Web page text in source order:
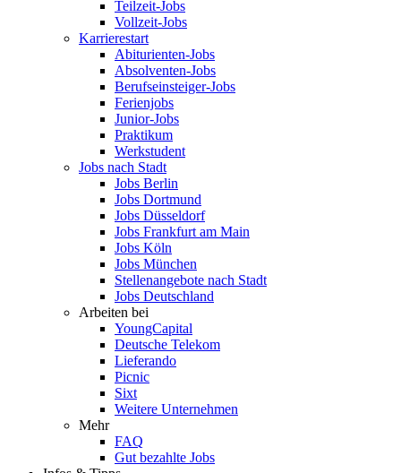
Teilzeit-Jobs
Vollzeit-Jobs
Karrierestart
Abiturienten-Jobs
Absolventen-Jobs
Berufseinsteiger-Jobs
Ferienjobs
Junior-Jobs
Praktikum
Werkstudent
Jobs nach Stadt
Jobs Berlin
Jobs Dortmund
Jobs Düsseldorf
Jobs Frankfurt am Main
Jobs Köln
Jobs München
Stellenangebote nach Stadt
Jobs Deutschland
Arbeiten bei
YoungCapital
Deutsche Telekom
Lieferando
Picnic
Sixt
Weitere Unternehmen
Mehr
FAQ
Gut bezahlte Jobs